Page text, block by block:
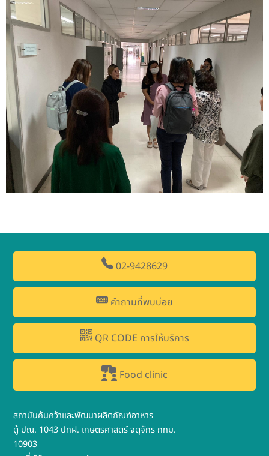
02-9428629
คำถามที่พบบ่อย
QR CODE การให้บริการ
Food clinic
สถาบันค้นคว้าและพัฒนาผลิตภัณฑ์อาหาร
ตู้ ปณ. 1043 ปทฝ. เกษตรศาสตร์ จตุจักร กทม.
10903